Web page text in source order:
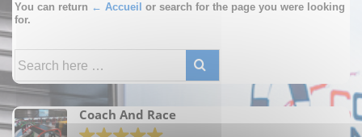
You can return ← Accueil or search for the page you were looking
for.
Recherche
pour:
Coach And Race